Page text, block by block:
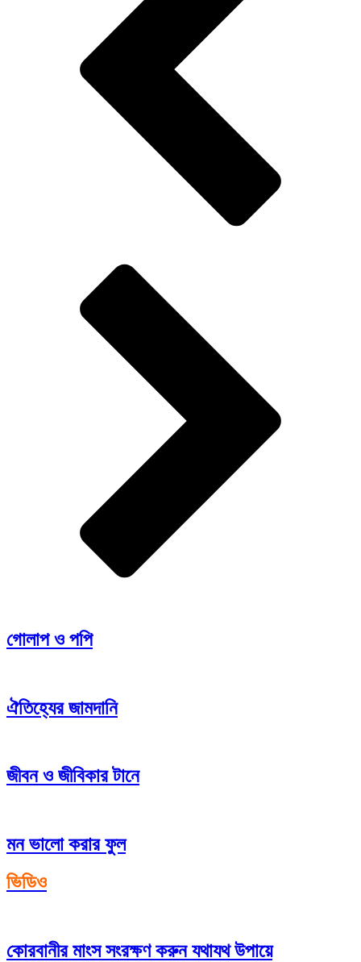
গোলাপ ও পপি
ঐতিহ্যের জামদানি
জীবন ও জীবিকার টানে
মন ভালো করার ফুল
ভিডিও
কোরবানীর মাংস সংরক্ষণ করুন যথাযথ উপায়ে